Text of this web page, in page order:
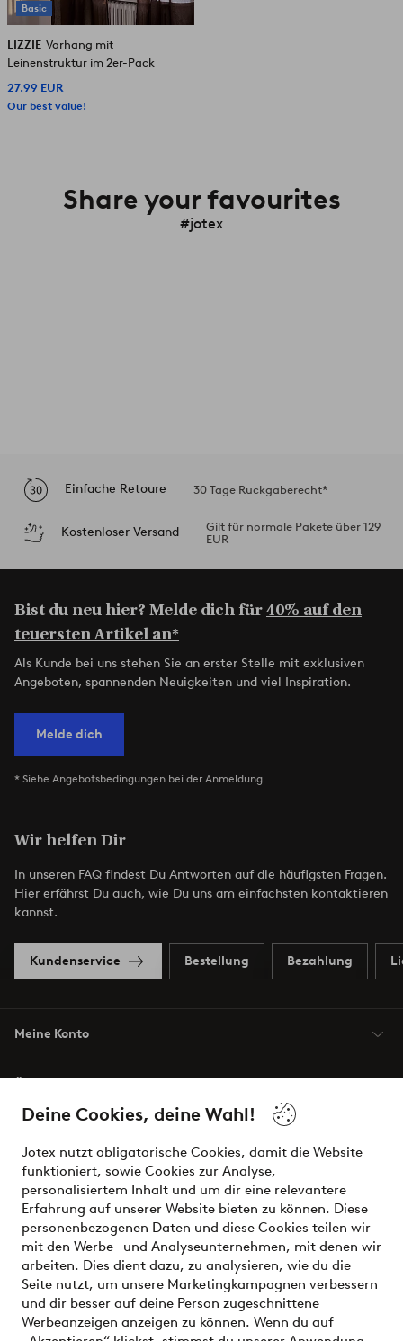
Deine Cookies, deine Wahl!
Jotex nutzt obligatorische Cookies, damit die Website
funktioniert, sowie Cookies zur Analyse,
personalisiertem Inhalt und um dir eine relevantere
Erfahrung auf unserer Website bieten zu können. Diese
personenbezogenen Daten und diese Cookies teilen wir
mit den Werbe- und Analyseunternehmen, mit denen wir
arbeiten. Dies dient dazu, zu analysieren, wie du die
Seite nutzt, um unsere Marketingkampagnen verbessern
und dir besser auf deine Person zugeschnittene
Werbeanzeigen anzeigen zu können. Wenn du auf
Basic
LIZZIE Vorhang mit
Leinenstruktur im 2er-Pack
27.99 EUR
Our best value!
Share your favourites
#jotex
Einfache Retoure 30 Tage Rückgaberecht*
Kostenloser Versand
Gilt für normale Pakete über 129
EUR
Bist du neu hier? Melde dich für40% auf den
teuersten Artikel an*
Als Kunde bei uns stehen Sie an erster Stelle mit exklusiven
Angeboten, spannenden Neuigkeiten und viel Inspiration.
Melde dich
* Siehe Angebotsbedingungen bei der Anmeldung
Wir helfen Dir
In unseren FAQ findest Du Antworten auf die häufigsten Fragen.
Hier erfährst Du auch, wie Du uns am einfachsten kontaktieren
kannst.
Kundenservice Bestellung Bezahlung
Meine Konto
Bedingungen
Sichere Zahlungen - Jetzt bezahlen oder aufteilen
Möchtest du mehr über unsere
Zahlungsmöglichkeitenerfahren?